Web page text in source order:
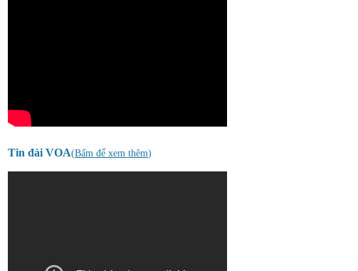
Tin đài VOA(Bấm để xem thêm)